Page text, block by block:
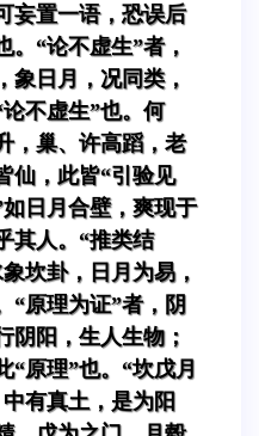
妄置一语，恐误后
。“论不虚生”者，
象日月，况同类，
不虚生”也。何
，巢、许高蹈，老
仙，此皆“引验见
日月合壁，爽现于
其人。“推类结
坎卦，日月为易，
“原理为证”者，阴
阴阳，生人生物；
“原理”也。“坎戊月
有真土，是为阳